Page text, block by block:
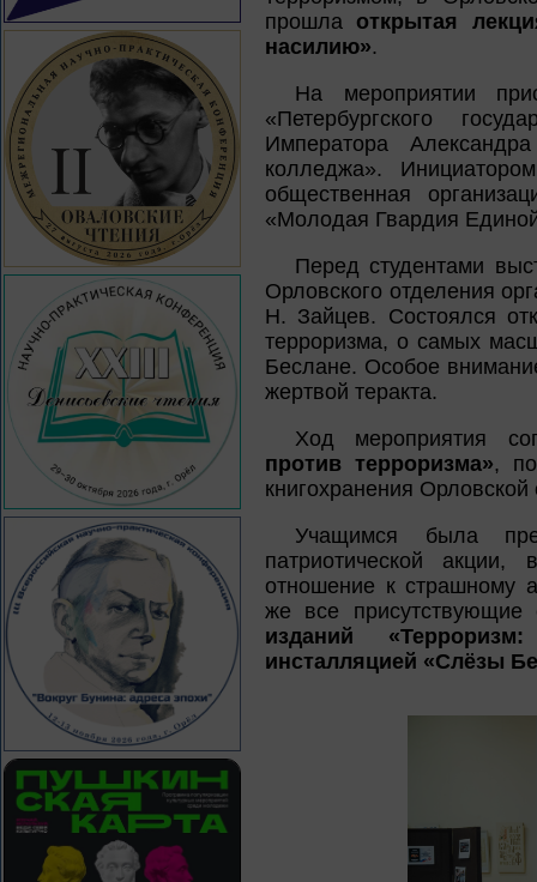
прошла открытая
насилию».
На мероприятии
«Петербургского
Императора
колледжа».
общественная
«Молодая Гвардия
Перед студентами
Орловского отделения
Н. Зайцев. Состоялся
терроризма, о самых
Беслане. Особое
жертвой теракта.
Ход мероприятия
против терроризма»,
книгохранения
Учащимся была
патриотической
отношение к страшному
же все
изданий
инсталляцией «Слёзы